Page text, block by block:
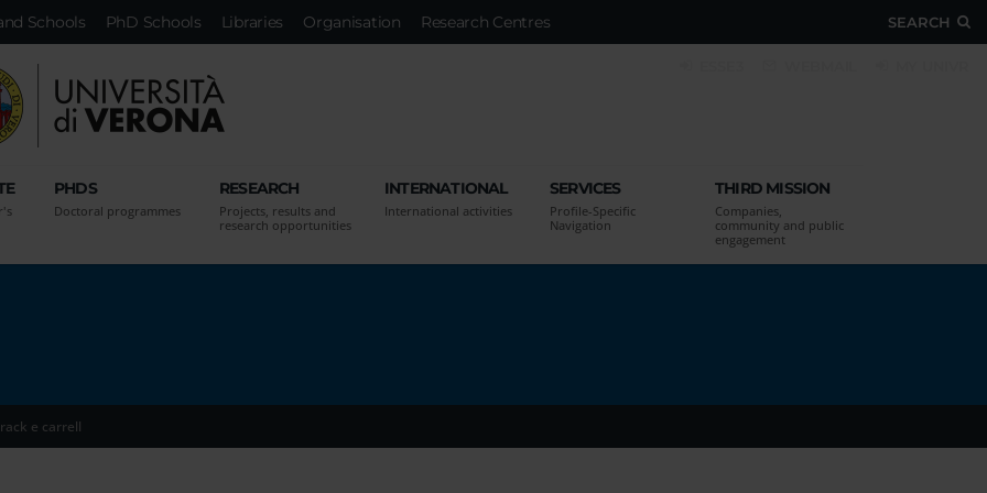
SEARCH
Schools PhD Schools Libraries Organisation Research Centres
PHDS
Doctoral programmes
RESEARCH
Projects, results and
research opportunities
INTERNATIONAL
International activities
SERVICES
Profile-Specific
Navigation
THIRD MISSION
Companies,
community and public
engagement
e carrell